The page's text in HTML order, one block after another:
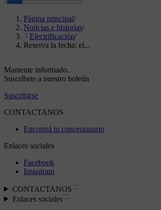
Página principal/
Noticias e historias/
Electrificación/
Reserva la fecha: el...